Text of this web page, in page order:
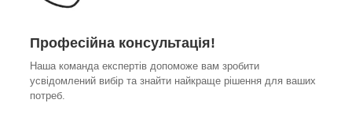
Професійна консультація!
Наша команда експертів допоможе вам зробити
усвідомлений вибір та знайти найкраще рішення для ваших
потреб.